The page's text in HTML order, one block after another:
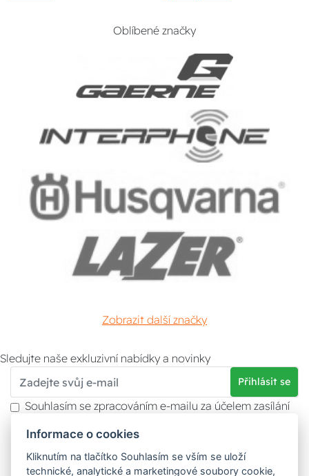
Oblíbené značky
Zobrazit další značky
Sledujte naše exkluzivní nabídky a novinky
Přihlásit se
Souhlasím se zpracováním e-mailu za účelem zasílání
Více informací naleznete v
údajů . Souhlas můžete kdykoliv odvolat.
Informace o cookies
Kliknutím na tlačítko Souhlasím se vším se uloží
technické, analytické a marketingové soubory cookie,